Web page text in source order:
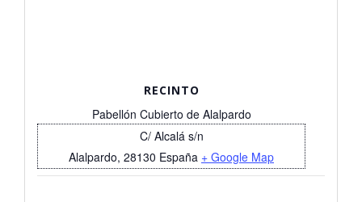
RECINTO
Pabellón Cubierto de Alalpardo
C/ Alcalá s/n
Alalpardo, 28130 España + Google Map